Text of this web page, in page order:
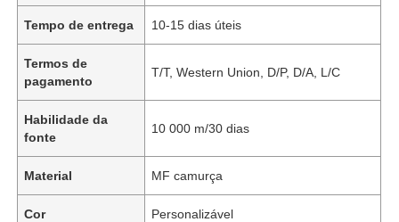
Tempo de entrega 10-15 dias úteis
Termos de
pagamento
T/T, Western Union, D/P, D/A, L/C
Habilidade da
fonte
10 000 m/30 dias
Material MF camurça
Cor Personalizável